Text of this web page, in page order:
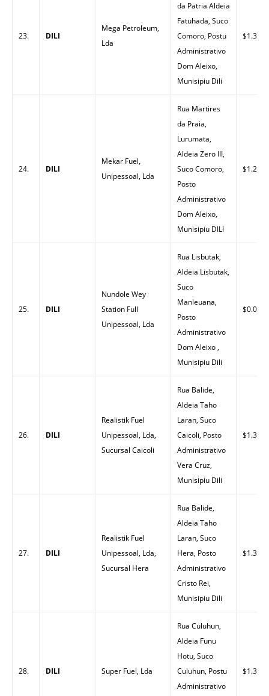
23. DILI
Mega Petroleum,
Lda
da Patria Aldeia
Fatuhada, Suco
Comoro, Postu
Administrativo
Dom Aleixo,
Munisipiu Dili
$1.30
24. DILI
Mekar Fuel,
Unipessoal, Lda
Rua Martires
da Praia,
Lurumata,
Aldeia Zero III,
Suco Comoro,
Posto
Administrativo
Dom Aleixo,
Munisipiu DILI
$1.26
25. DILI
Nundole Wey
Station Full
Unipessoal, Lda
Rua Lisbutak,
Aldeia Lisbutak,
Suco
Manleuana,
Posto
Administrativo
Dom Aleixo ,
Munisipiu Dili
$0.00
26. DILI
Realistik Fuel
Unipessoal, Lda,
Sucursal Caicoli
Rua Balide,
Aldeia Taho
Laran, Suco
Caicoli, Posto
Administrativo
Vera Cruz,
Munisipiu Dili
$1.30
27. DILI
Realistik Fuel
Unipessoal, Lda,
Sucursal Hera
Rua Balide,
Aldeia Taho
Laran, Suco
Hera, Posto
Administrativo
Cristo Rei,
Munisipiu Dili
$1.30
28. DILI Super Fuel, Lda
Rua Culuhun,
Aldeia Funu
Hotu, Suco
Culuhun, Postu
Administrativo
$1.30